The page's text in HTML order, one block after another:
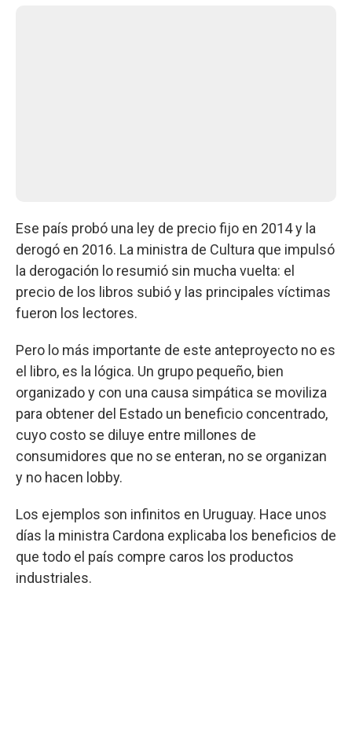
Ese país probó una ley de precio fijo en 2014 y la
derogó en 2016. La ministra de Cultura que impulsó
la derogación lo resumió sin mucha vuelta: el
precio de los libros subió y las principales víctimas
fueron los lectores.
Pero lo más importante de este anteproyecto no es
el libro, es la lógica. Un grupo pequeño, bien
organizado y con una causa simpática se moviliza
para obtener del Estado un beneficio concentrado,
cuyo costo se diluye entre millones de
consumidores que no se enteran, no se organizan
y no hacen lobby.
Los ejemplos son infinitos en Uruguay. Hace unos
días la ministra Cardona explicaba los beneficios de
que todo el país compre caros los productos
industriales.